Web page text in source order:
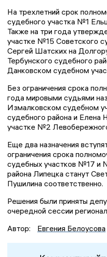
На трехлетний срок
судебного участка №1
Также на три года
участке №15 Советского
Сергей Шатских на
Тербунского судебного
Данковском судебном
Без ограничения срока
года мировыми судьями
Измалковском судебном
судебного района и Елена
участке №2
Еще два назначения
ограничения срока
судебных участков №17 и
района Липецка станут
Пушилина соответственно.
Решения были приняты
очередной сессии
Автор:
Евгения Белоусова